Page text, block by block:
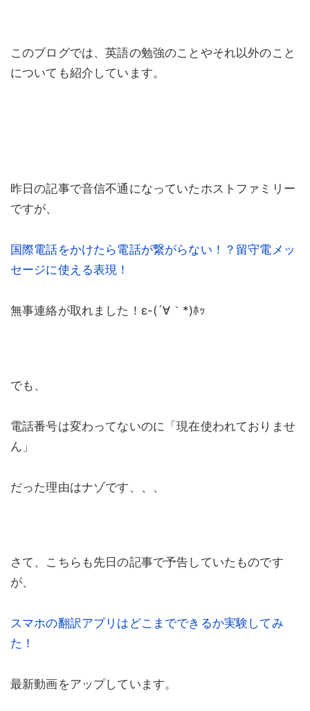
このブログでは、英語の勉強のことやそれ以外のこと
についても紹介しています。
昨日の記事で音信不通になっていたホストファミリー
ですが、
国際電話をかけたら電話が繋がらない！？留守電メッ
セージに使える表現！
無事連絡が取れました！ε-(´∀｀*)ﾎｯ
でも、
電話番号は変わってないのに「現在使われておりませ
ん」
だった理由はナゾです、、、
さて、こちらも先日の記事で予告していたものです
が、
スマホの翻訳アプリはどこまでできるか実験してみ
た！
最新動画をアップしています。